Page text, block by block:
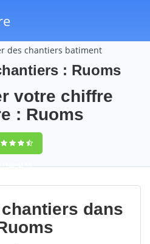
des chantiers batiment
: Ruoms
votre chiffre
: Ruoms
(100%)55
votes
dans